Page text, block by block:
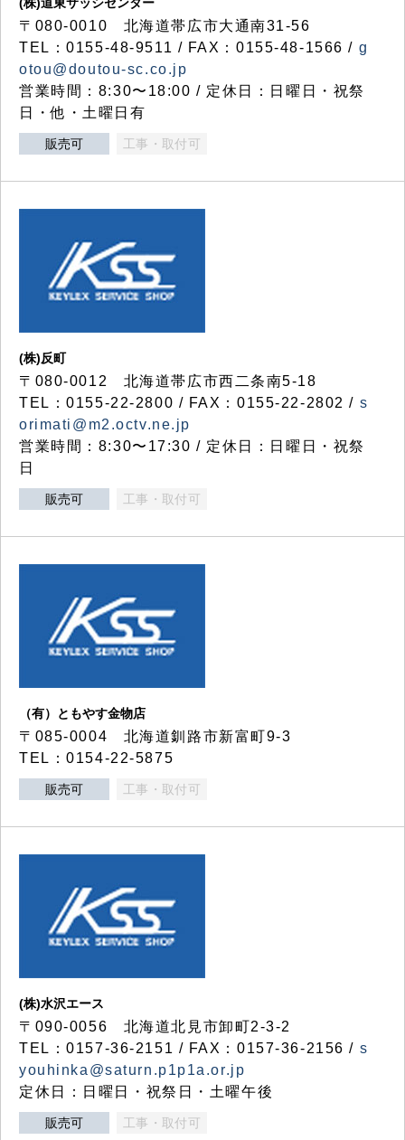
〒080-0010 北海道帯広市大通南31-56
TEL：0155-48-9511 / FAX：0155-48-1566 / g
otou@doutou-sc.co.jp
営業時間：8:30〜18:00 / 定休日：日曜日・祝祭
日・他・土曜日有
販売可 工事・取付可
(株)反町
〒080-0012 北海道帯広市西二条南5-18
TEL：0155-22-2800 / FAX：0155-22-2802 / s
orimati@m2.octv.ne.jp
営業時間：8:30〜17:30 / 定休日：日曜日・祝祭
日
販売可 工事・取付可
（有）ともやす金物店
〒085-0004 北海道釧路市新富町9-3
TEL：0154-22-5875
販売可 工事・取付可
(株)水沢エース
〒090-0056 北海道北見市卸町2-3-2
TEL：0157-36-2151 / FAX：0157-36-2156 / s
youhinka@saturn.p1p1a.or.jp
定休日：日曜日・祝祭日・土曜午後
販売可 工事・取付可